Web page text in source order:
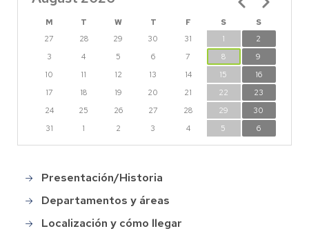
M T W T F S
S
27
28 29 30 31 1
2
3
4 5 6 7 8
9
10
11 12 13 14 15
16
17
18 19 20 21 22
23
24
25 26 27 28 29
30
31
1 2 3 4 5 6
Main
Presentación/Historia
Departamentos y áreas
Localización y cómo llegar